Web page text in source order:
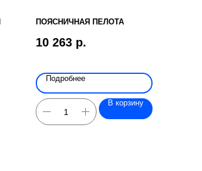
ПОЯСНИЧНАЯ ПЕЛОТА
10 263 р.
Подробнее
В корзину